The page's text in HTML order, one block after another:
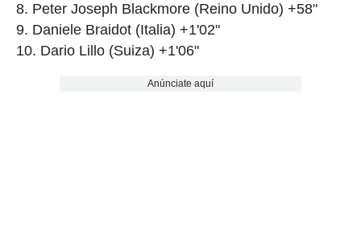
Peter Joseph Blackmore (Reino Unido) +58"
Daniele Braidot (Italia) +1'02"
Dario Lillo (Suiza) +1'06"
Anúnciate aquí